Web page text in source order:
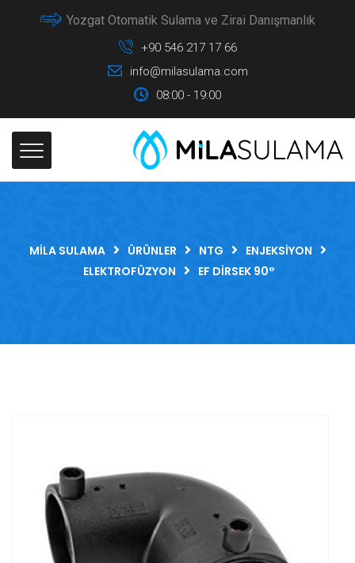
Yozgat Otomatik Sulama ve Zirai Danışmanlık
+90 546 217 17 66
info@milasulama.com
08:00 - 19:00
MILA SULAMA ÜRÜNLER NTG
ENJEKSIYON
ELEKTROFÜZYON
EF DIRSEK 90°